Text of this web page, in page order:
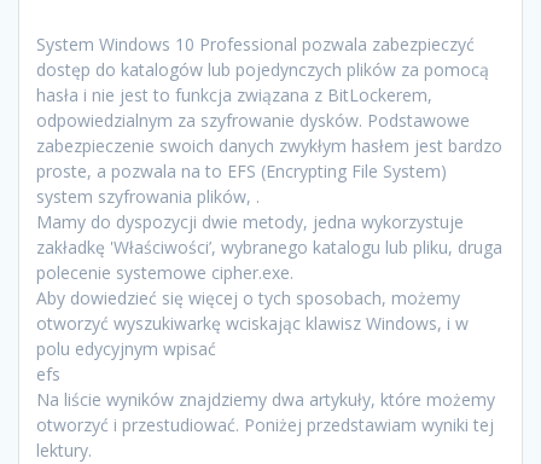
System Windows 10 Professional pozwala zabezpieczyć
dostęp do katalogów lub pojedynczych plików za pomocą
hasła i nie jest to funkcja związana z BitLockerem,
odpowiedzialnym za szyfrowanie dysków. Podstawowe
zabezpieczenie swoich danych zwykłym hasłem jest bardzo
proste, a pozwala na to EFS (Encrypting File System)
system szyfrowania plików, .
Mamy do dyspozycji dwie metody, jedna wykorzystuje
zakładkę 'Właściwości’, wybranego katalogu lub pliku, druga
polecenie systemowe cipher.exe.
Aby dowiedzieć się więcej o tych sposobach, możemy
otworzyć wyszukiwarkę wciskając klawisz Windows, i w
polu edycyjnym wpisać
efs
Na liście wyników znajdziemy dwa artykuły, które możemy
otworzyć i przestudiować. Poniżej przedstawiam wyniki tej
lektury.